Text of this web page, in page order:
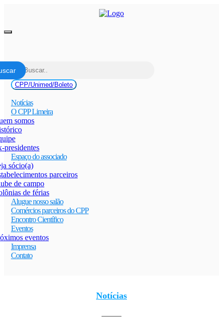
conteúdo
Alternar
CPP/Unimed/Boleto
Notícias
O CPP Limeira
somos
presidentes
Espaço do associado
sócio(a)
parceiros
de campo
de férias
Alugue nosso salão
Comércios parceiros do CPP
Encontro Científico
Eventos
eventos
Imprensa
Contato
Notícias